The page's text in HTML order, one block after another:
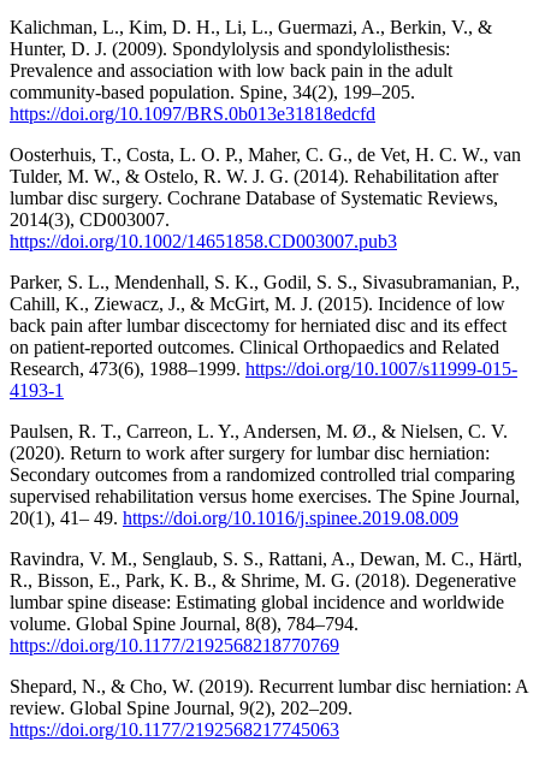
Kalichman, L., Kim, D. H., Li, L., Guermazi, A., Berkin, V., &
Hunter, D. J. (2009). Spondylolysis and spondylolisthesis:
Prevalence and association with low back pain in the adult
community-based population. Spine, 34(2), 199–205.
https://doi.org/10.1097/BRS.0b013e31818edcfd
Oosterhuis, T., Costa, L. O. P., Maher, C. G., de Vet, H. C. W., van
Tulder, M. W., & Ostelo, R. W. J. G. (2014). Rehabilitation after
lumbar disc surgery. Cochrane Database of Systematic Reviews,
2014(3), CD003007.
https://doi.org/10.1002/14651858.CD003007.pub3
Parker, S. L., Mendenhall, S. K., Godil, S. S., Sivasubramanian, P.,
Cahill, K., Ziewacz, J., & McGirt, M. J. (2015). Incidence of low
back pain after lumbar discectomy for herniated disc and its effect
on patient-reported outcomes. Clinical Orthopaedics and Related
Research, 473(6), 1988–1999. https://doi.org/10.1007/s11999-015-
4193-1
Paulsen, R. T., Carreon, L. Y., Andersen, M. Ø., & Nielsen, C. V.
(2020). Return to work after surgery for lumbar disc herniation:
Secondary outcomes from a randomized controlled trial comparing
supervised rehabilitation versus home exercises. The Spine Journal,
20(1), 41– 49. https://doi.org/10.1016/j.spinee.2019.08.009
Ravindra, V. M., Senglaub, S. S., Rattani, A., Dewan, M. C., Härtl,
R., Bisson, E., Park, K. B., & Shrime, M. G. (2018). Degenerative
lumbar spine disease: Estimating global incidence and worldwide
volume. Global Spine Journal, 8(8), 784–794.
https://doi.org/10.1177/2192568218770769
Shepard, N., & Cho, W. (2019). Recurrent lumbar disc herniation: A
review. Global Spine Journal, 9(2), 202–209.
https://doi.org/10.1177/2192568217745063